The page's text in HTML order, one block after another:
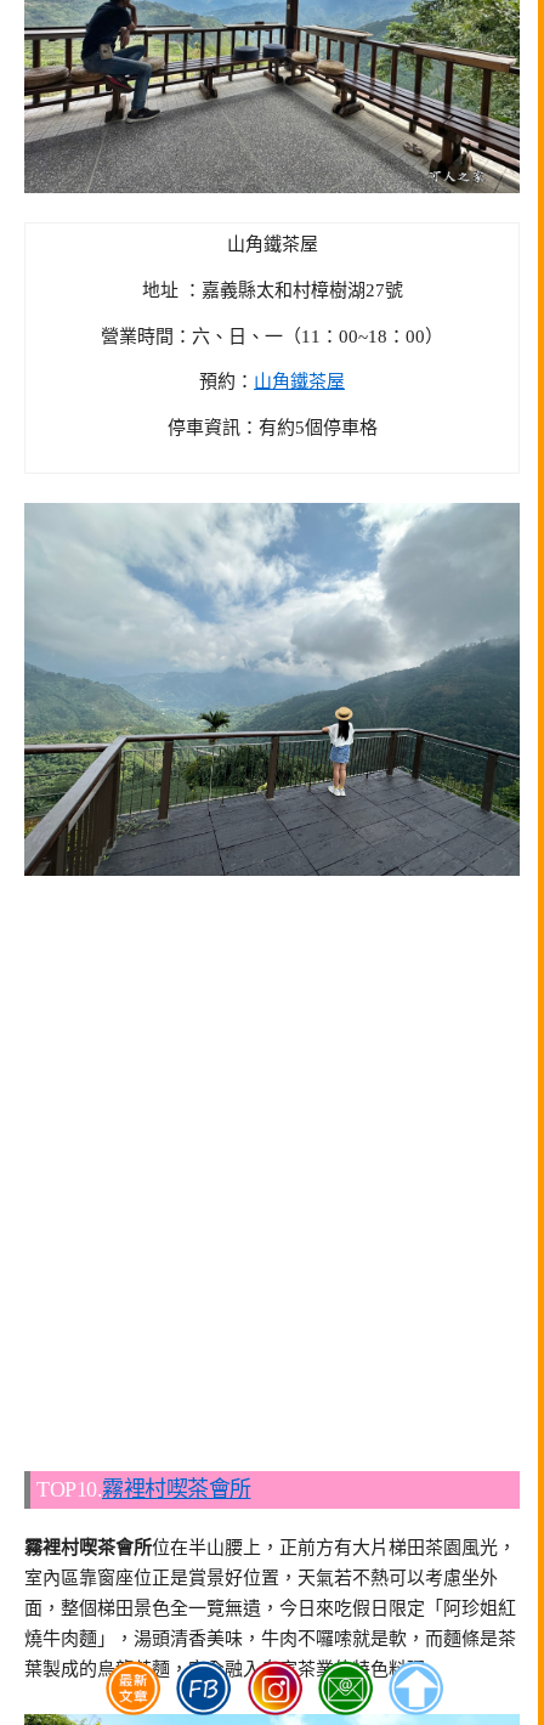
山角鐵茶屋
地址 ：嘉義縣太和村樟樹湖27號
營業時間：六、日、一（11：00~18：00）
預約： 山角鐵茶屋
停車資訊：有約5個停車格
TOP10.霧裡村喫茶會所
霧裡村喫茶會所位在半山腰上，正前方有大片梯田茶園風光，
室內區靠窗座位正是賞景好位置，天氣若不熱可以考慮坐外
面，整個梯田景色全一覽無遺，今日來吃假日限定「阿珍姐紅
燒牛肉麵」，湯頭清香美味，牛肉不囉嗦就是軟，而麵條是茶
葉製成的烏龍茶麵，完全融入自家茶業的特色料理